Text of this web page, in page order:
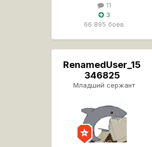
11
3
66 895 боёв
RenamedUser_15
346825
Младший сержант